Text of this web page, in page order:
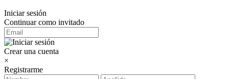
Iniciar sesión
Continuar como invitado
Crear una cuenta
×
Registrarme